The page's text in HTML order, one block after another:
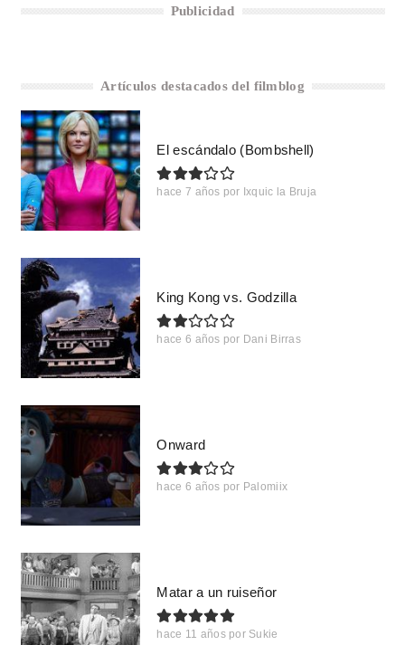
Publicidad
Artículos destacados del filmblog
El escándalo (Bombshell)
hace 7 años por Ixquic la Bruja
King Kong vs. Godzilla
hace 6 años por Dani Birras
Onward
hace 6 años por Palomiix
Matar a un ruiseñor
hace 11 años por Sukie